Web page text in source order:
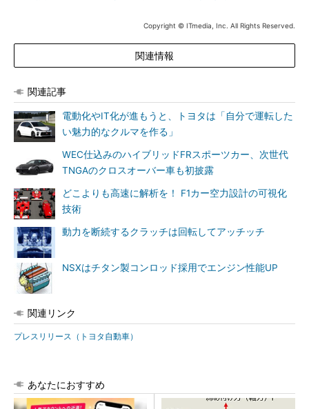
Copyright © ITmedia, Inc. All Rights Reserved.
関連情報
関連記事
電動化やIT化が進もうと、トヨタは「自分で運転した
い魅力的なクルマを作る」
WEC仕込みのハイブリッドFRスポーツカー、次世代
TNGAのクロスオーバー車も初披露
どこよりも高速に解析を！ F1カー空力設計の可視化
技術
動力を断続するクラッチは回転してアッチッチ
NSXはチタン製コンロッド採用でエンジン性能UP
関連リンク
プレスリリース（トヨタ自動車）
あなたにおすすめ